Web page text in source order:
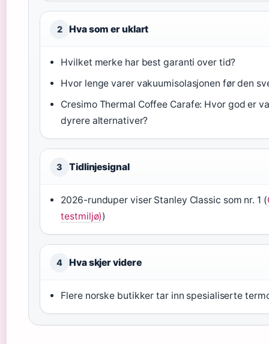
2 Hva som er uklart
Hvilket merke har best garanti over tid?
Hvor lenge varer vakuumisolasjonen før den
Cresimo Thermal Coffee Carafe: Hvor god er
dyrere alternativer?
3 Tidlinjesignal
2026-runduper viser Stanley Classic som nr. 1 (
testmiljø))
4 Hva skjer videre
Flere norske butikker tar inn spesialiserte